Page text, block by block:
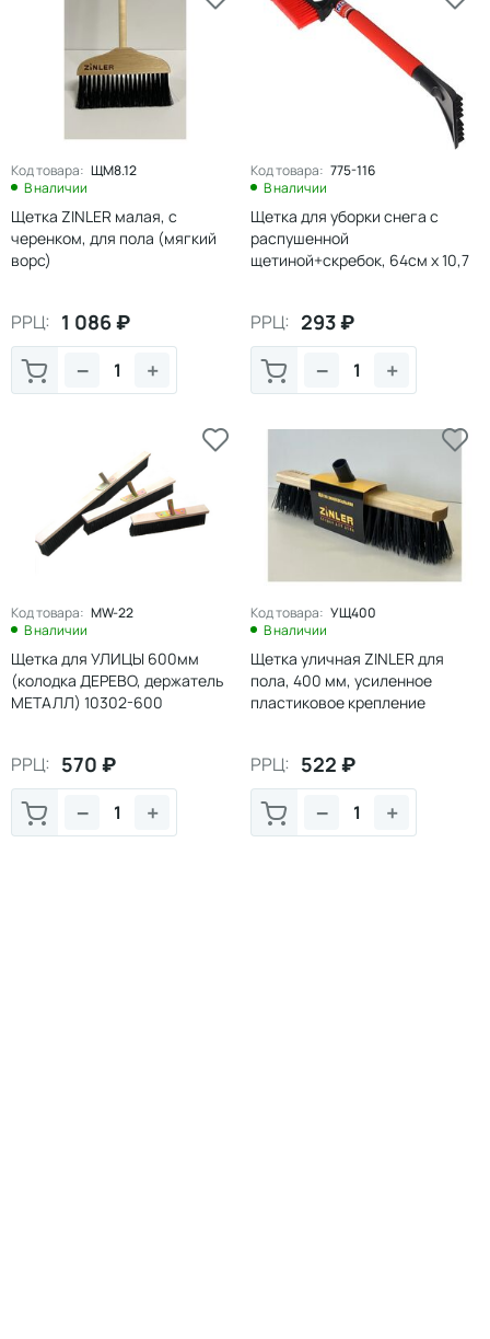
Код товара: ЩМ8.12
В наличии
Щетка ZINLER малая, с
черенком, для пола (мягкий
ворс)
РРЦ: 1 086₽
+
−
Код товара: 775-116
В наличии
Щетка для уборки снега с
распушенной
щетиной+скребок, 64см x 10,7
РРЦ: 293₽
+
−
Код товара: MW-22
В наличии
Щетка для УЛИЦЫ 600мм
(колодка ДЕРЕВО, держатель
МЕТАЛЛ) 10302-600
РРЦ: 570 ₽
+
−
Код товара: УЩ400
В наличии
Щетка уличная ZINLER для
пола, 400 мм, усиленное
пластиковое крепление
РРЦ: 522 ₽
+
−